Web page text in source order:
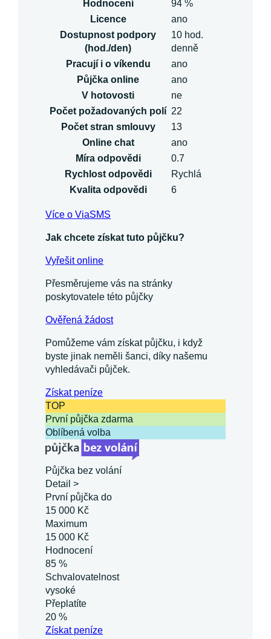
Hodnocení
94 %
Licence
ano
Dostupnost podpory
(hod./den)
10 hod.
denně
Pracují i o víkendu
ano
Půjčka online
ano
V hotovosti
ne
Počet požadovaných polí 22
Počet stran smlouvy
13
Online chat
ano
Míra odpovědi
0.7
Rychlost odpovědi
Rychlá
Kvalita odpovědi
6
Více o ViaSMS
Jak chcete získat tuto půjčku?
Vyřešit online
Přesměrujeme vás na stránky
poskytovatele této půjčky
Ověřená žádost
Pomůžeme vám získat půjčku, i když
byste jinak neměli šanci, díky našemu
vyhledávači půjček.
Získatpeníze
TOP
První půjčka zdarma
Oblíbená volba
Půjčka bez volání
Detail >
První půjčka do
15 000 Kč
Maximum
15 000 Kč
Hodnocení
85 %
Schvalovatelnost
vysoké
Přeplatíte
20 %
Získatpeníze